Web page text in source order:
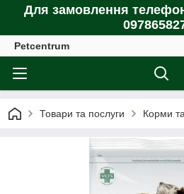
Для замовлення
Petcentrum
Товари та послуги Корми